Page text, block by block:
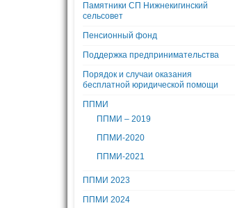
Памятники СП Нижнекигинский
сельсовет
Пенсионный фонд
Поддержка предпринимательства
Порядок и случаи оказания
бесплатной юридической помощи
ППМИ
ППМИ – 2019
ППМИ-2020
ППМИ-2021
ППМИ 2023
ППМИ 2024